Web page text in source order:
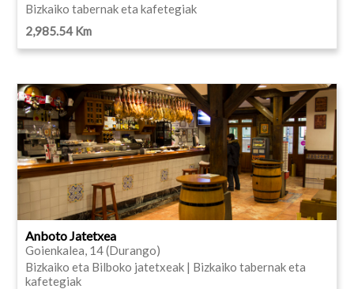
Bizkaiko tabernak eta kafetegiak
2,985.54 Km
Anboto Jatetxea
Goienkalea, 14 (Durango)
Bizkaiko eta Bilboko jatetxeak | Bizkaiko tabernak eta
kafetegiak